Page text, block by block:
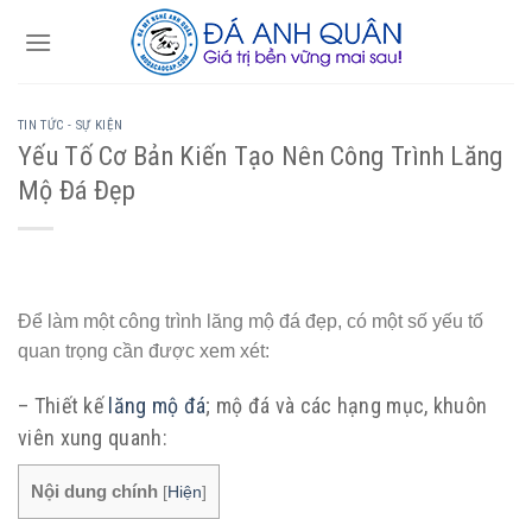
TIN TỨC - SỰ KIỆN
Yếu Tố Cơ Bản Kiến Tạo Nên Công Trình Lăng
Mộ Đá Đẹp
Để làm một công trình lăng mộ đá đẹp, có một số yếu tố
quan trọng cần được xem xét:
– Thiết kế lăng mộ đá; mộ đá và các hạng mục, khuôn
viên xung quanh:
Nội dung chính [Hiện]